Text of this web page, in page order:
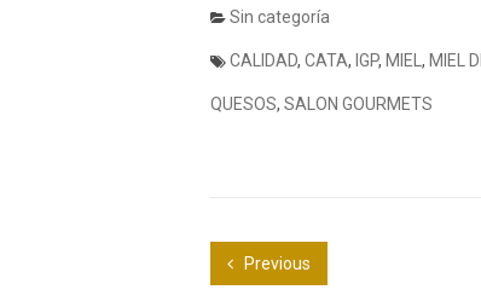
Sin categoría
CALIDAD, CATA, IGP, MIEL , MIEL
QUESOS, SALON GOURMETS
Previous